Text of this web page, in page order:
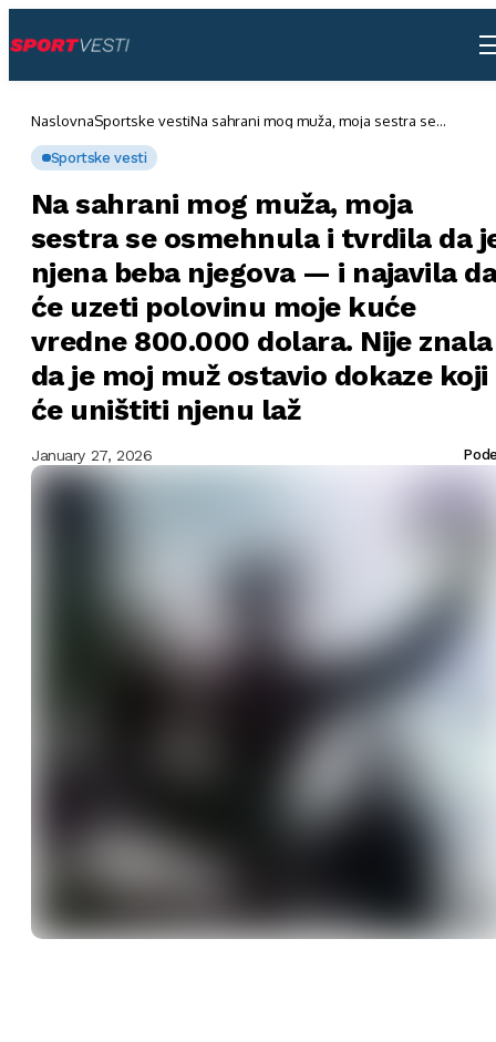
NaslovnaSportske vestiNa sahrani mog muža, moja sestra se
Sportske vesti
Na sahrani mog muža, moja
sestra se osmehnula i tvrdila da
njena beba njegova — i najavila
će uzeti polovinu moje kuće
vredne 800.000 dolara. Nije znala
da je moj muž ostavio dokaze koji
će uništiti njenu laž
January 27, 2026